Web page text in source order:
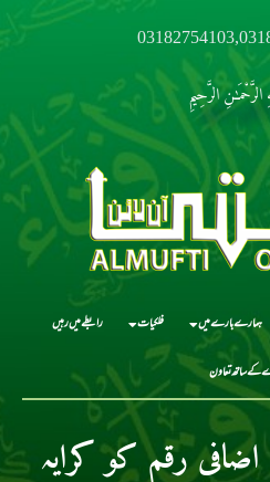
الرَّحْمَـٰنِ الرَّحِيمِ
ہمارے بارے میں فلکیات رابطے میں رہیں
کے ساتھ تعاون
رقم کو کرایہ